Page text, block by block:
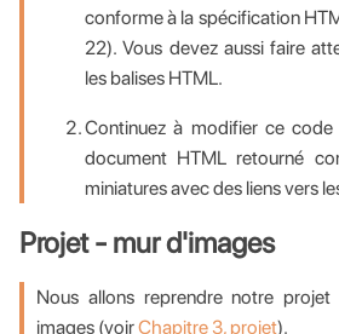
conforme à la spécification
22). Vous devez aussi faire
les balises HTML.
Continuez à modifier ce
document HTML retourné
miniatures avec des liens vers
Projet - mur d'images
Nous allons reprendre notre
images (voirChapitre 3, projet).